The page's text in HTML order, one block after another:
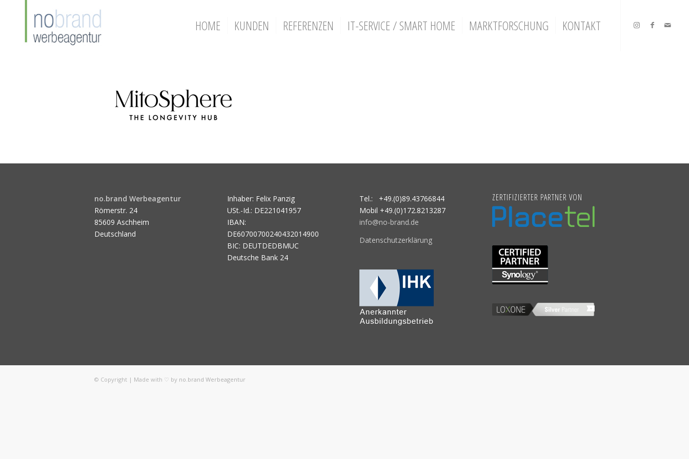
HOME KUNDEN REFERENZEN IT-SERVICE / SMART HOME MARKTFORSCHUNG KONTAKT
no.brand Werbeagentur
Römerstr. 24
85609 Aschheim
Deutschland
Inhaber: Felix Panzig
USt.-Id.: DE221041957
IBAN:
DE60700700240432014900
BIC: DEUTDEDBMUC
Deutsche Bank 24
Tel.: +49.(0)89.43766844
Mobil +49.(0)172.8213287
info@no-brand.de
Datenschutzerklärung
ZERTIFIZIERTER PARTNER VON
© Copyright | Made with ♡ by no.brand Werbeagentur